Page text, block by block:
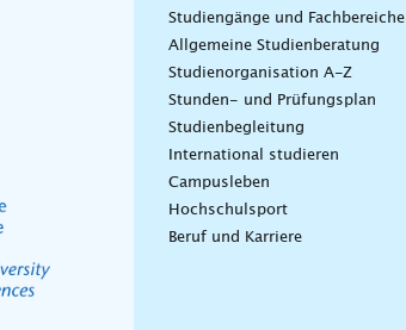
Studiengänge und Fachbereiche
Allgemeine Studienberatung
Studienorganisation A-Z
Stunden- und Prüfungsplan
Studienbegleitung
International studieren
Campusleben
Hochschulsport
Beruf und Karriere